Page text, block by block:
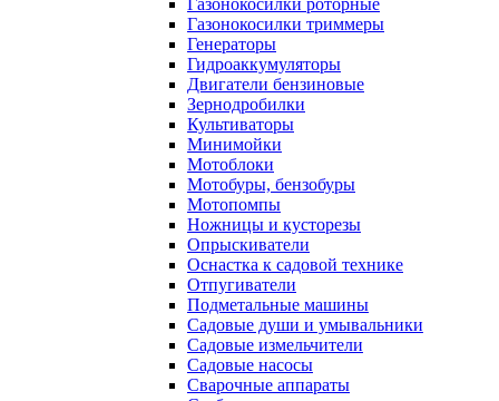
Газонокосилки роторные
Газонокосилки триммеры
Генераторы
Гидроаккумуляторы
Двигатели бензиновые
Зернодробилки
Культиваторы
Минимойки
Мотоблоки
Мотобуры, бензобуры
Мотопомпы
Ножницы и кусторезы
Опрыскиватели
Оснастка к садовой технике
Отпугиватели
Подметальные машины
Садовые души и умывальники
Садовые измельчители
Садовые насосы
Сварочные аппараты